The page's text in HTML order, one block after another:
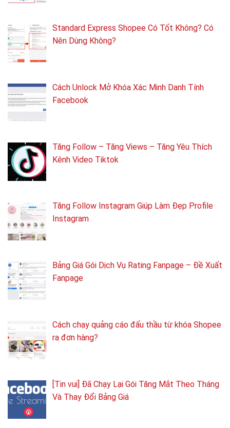
Standard Express Shopee Có Tốt Không? Có
Nên Dùng Không?
Cách Unlock Mở Khóa Xác Minh Danh Tính
Facebook
Tăng Follow – Tăng Views – Tăng Yêu Thích
Kênh Video Tiktok
Tăng Follow Instagram Giúp Làm Đẹp Profile
Instagram
Bảng Giá Gói Dịch Vụ Rating Fanpage – Đề Xuất
Fanpage
Cách chạy quảng cáo đấu thầu từ khóa Shopee
ra đơn hàng?
[Tin vui] Đã Chạy Lại Gói Tăng Mắt Theo Tháng
Và Thay Đổi Bảng Giá